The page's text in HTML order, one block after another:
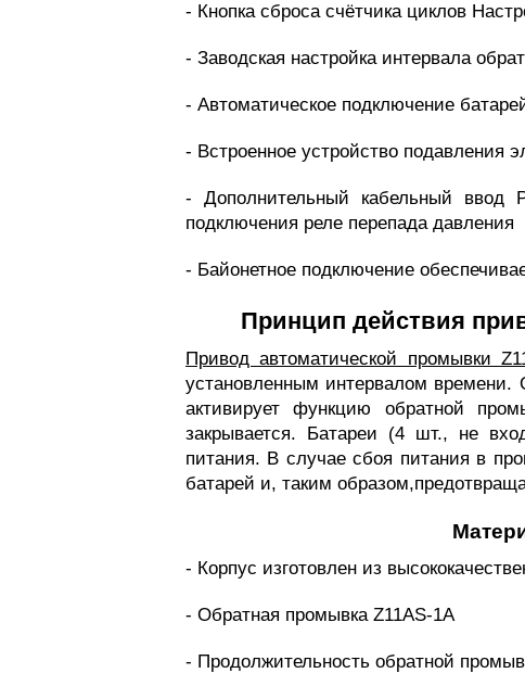
- Кнопка сброса счётчика циклов
- Заводская настройка интервала
- Автоматическое подключение
- Встроенное устройство подавления
- Дополнительный кабельный ввод
подключения реле перепада давления
- Байонетное подключение
Принцип действия
Привод автоматической промывки
установленным интервалом времени.
активирует функцию обратной
закрывается. Батареи (4 шт., не
питания. В случае сбоя питания в
батарей и, таким
- Корпус изготовлен из
- Обратная промывка Z11AS-1A
- Продолжительность обратной